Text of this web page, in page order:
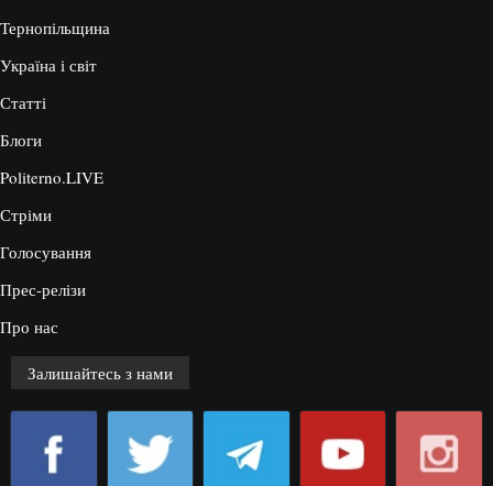
Тернопільщина
Україна і світ
Статті
Блоги
Politerno.LIVE
Стріми
Голосування
Прес-релізи
Про нас
Залишайтесь з нами